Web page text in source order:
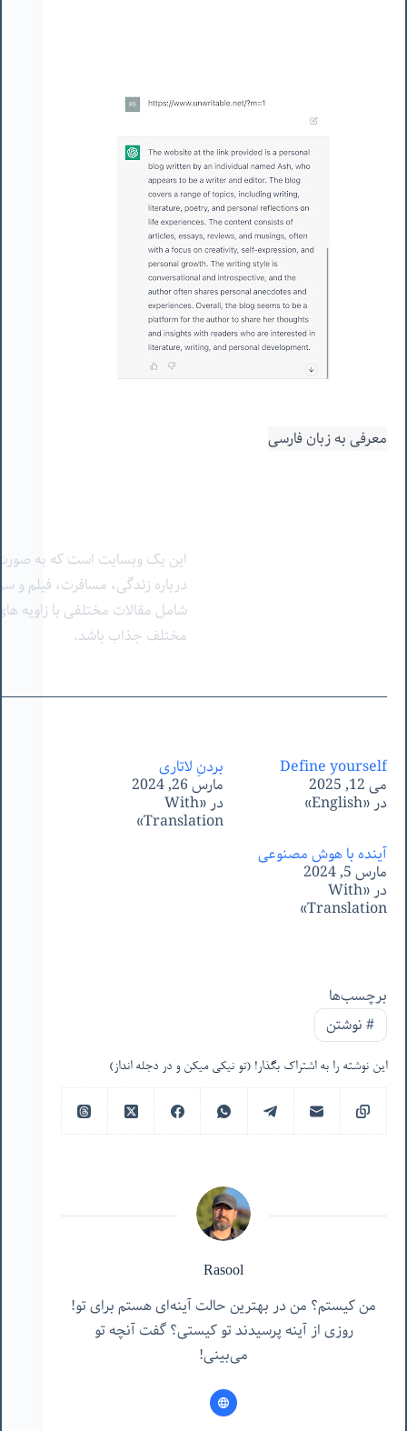
معرفی به زبان فارسی
مختلف جذاب باشد.
Define yourself
می 12, 2025
در «English»
بردنِ لاتاری
مارس 26, 2024
در «With
Translation»
آینده با هوش مصنوعی
مارس 5, 2024
در «With
Translation»
برچسب‌ها
#نوشتن
این نوشته را به اشتراک بگذار! (تو نیکی میکن و در دجله انداز)
Rasool
من کیستم؟ من در بهترین حالت آینه‌ای هستم برای تو!
روزی از آینه پرسیدند تو کیستی؟ گفت آنچه تو
می‌بینی!